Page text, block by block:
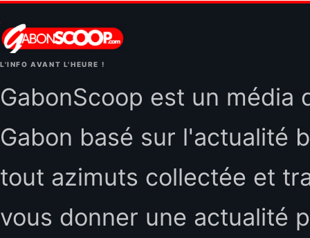
L'INFO AVANT L'HEURE !
GabonScoop est un média
Gabon basé sur l'actualité
tout azimuts collectée et
vous donner une actualité